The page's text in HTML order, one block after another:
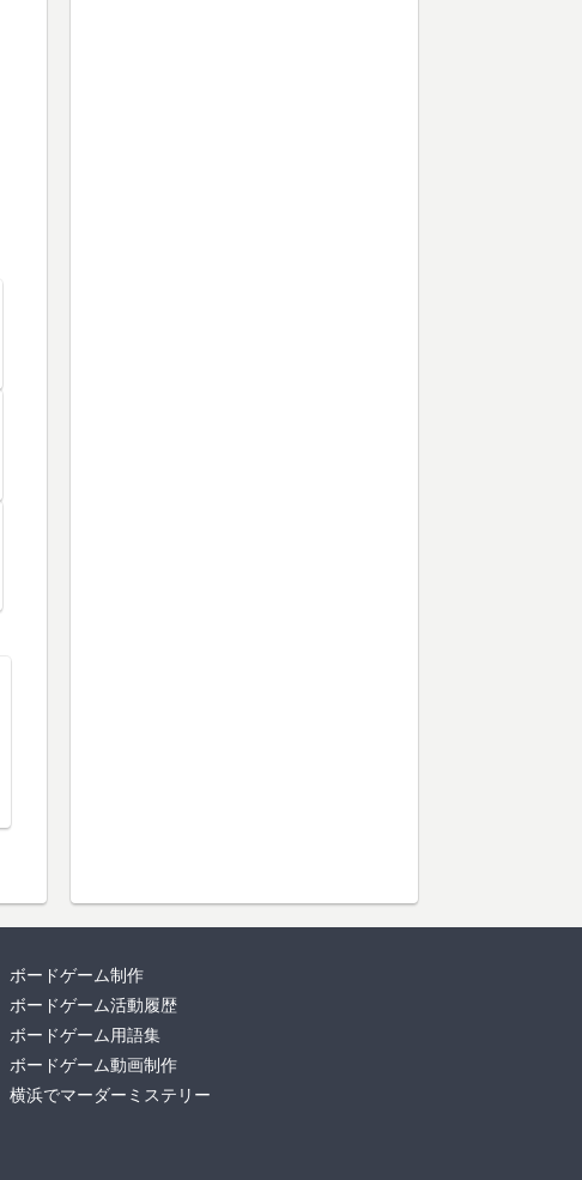
ボードゲーム制作
ボードゲーム活動履歴
ボードゲーム用語集
ボードゲーム動画制作
横浜でマーダーミステリー